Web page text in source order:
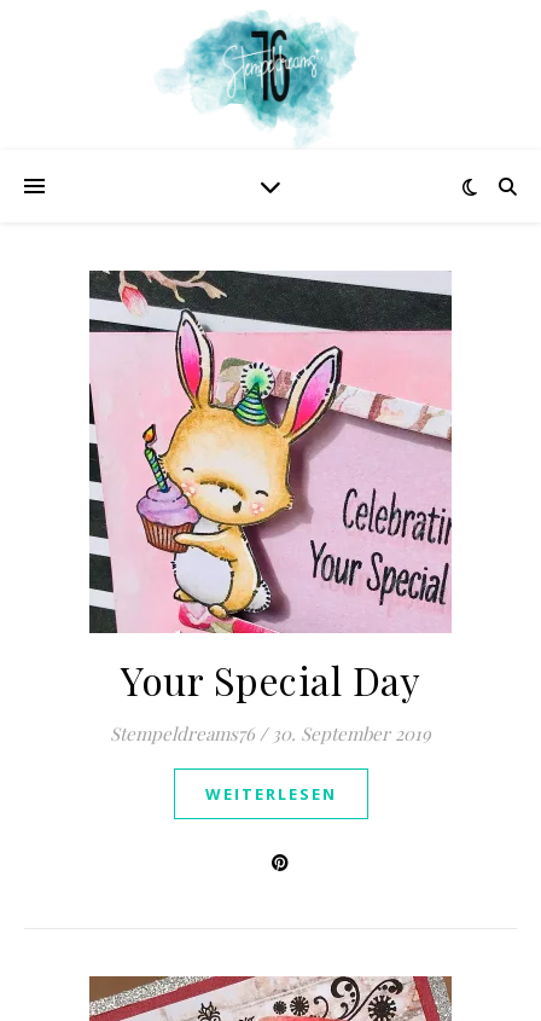
Your Special Day
Stempeldreams76 / 30. September 2019
WEITERLESEN